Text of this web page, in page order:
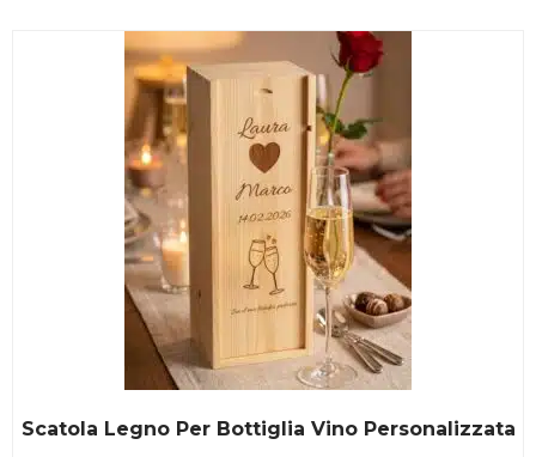
Scatola Legno Per Bottiglia Vino Personalizzata